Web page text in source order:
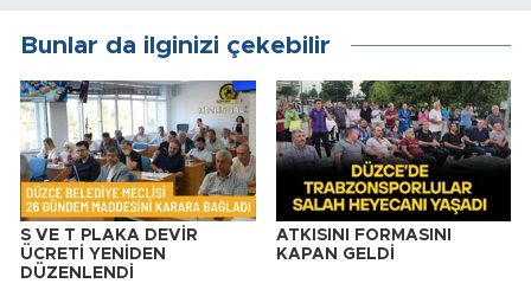
Bunlar da ilginizi çekebilir
S VE T PLAKA DEVİR
ÜCRETİ YENİDEN
DÜZENLENDİ
ATKISINI FORMASINI
KAPAN GELDİ